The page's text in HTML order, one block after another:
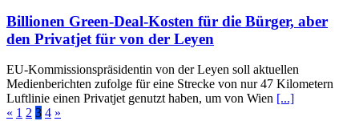
Billionen Green-Deal-Kosten für die Bürger, aber
den Privatjet für von der Leyen
EU-Kommissionspräsidentin von der Leyen soll aktuellen
Medienberichten zufolge für eine Strecke von nur 47 Kilometern
Luftlinie einen Privatjet genutzt haben, um von Wien [...]
« 1 2 3 4 »